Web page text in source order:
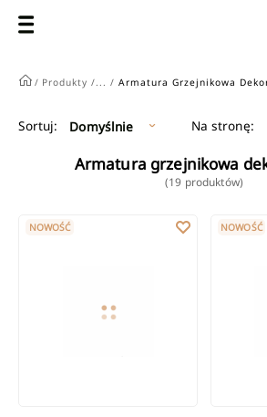
/ Produkty / ... / Armatura Grzejnikowa
Sortuj: Domyślnie Na stronę:
Armatura grzejnikowa
(19 produktów)
Komplet termostatyczny osiowy biały z
NOWOŚĆ Zestaw
NOWOŚĆ